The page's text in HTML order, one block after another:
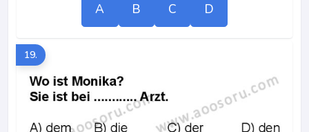
A B C D
19.